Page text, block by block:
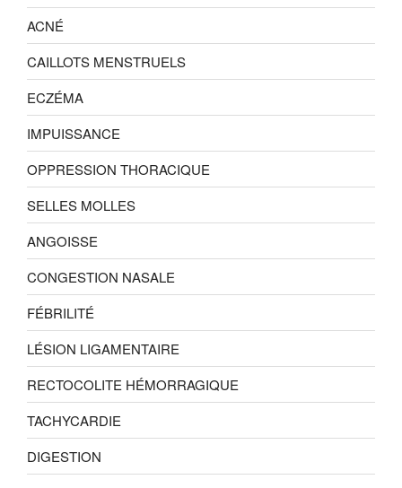
ACNÉ
CAILLOTS MENSTRUELS
ECZÉMA
IMPUISSANCE
OPPRESSION THORACIQUE
SELLES MOLLES
ANGOISSE
CONGESTION NASALE
FÉBRILITÉ
LÉSION LIGAMENTAIRE
RECTOCOLITE HÉMORRAGIQUE
TACHYCARDIE
DIGESTION